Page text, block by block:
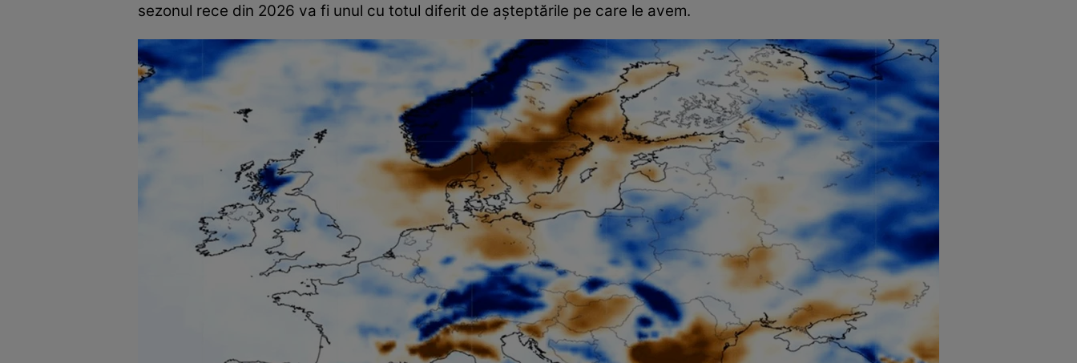
sezonul rece din 2026 va fi unul cu totul diferit de așteptările pe care le avem.